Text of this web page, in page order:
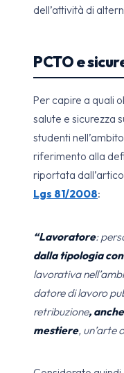
dell’attività di
PCTO e
Per capire a quali
salute e sicurezza
studenti
riferimento alla
riportata
Lgs 81/2008:
“Lavoratore:
dalla tipologia
lavorativa
datore di lavoro
retribuzione,
mestiere, un’arte